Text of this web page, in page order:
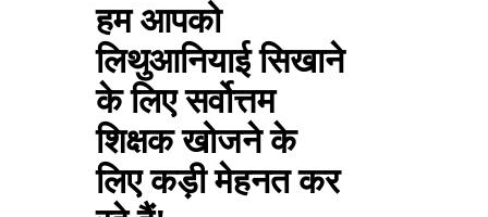
हम आपको
लिथुआनियाई सिखाने
के लिए सर्वोत्तम
शिक्षक खोजने के
लिए कड़ी मेहनत कर